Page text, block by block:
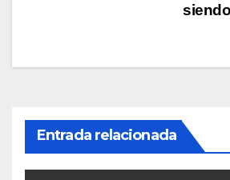
Entrada relacionada